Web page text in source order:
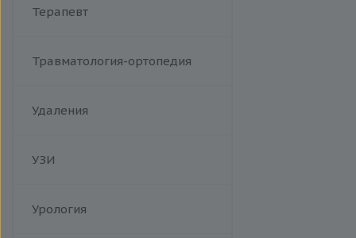
Терапевт
Травматология-ортопедия
Удаления
УЗИ
Урология